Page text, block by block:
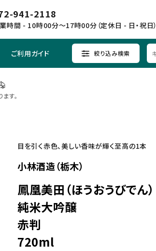
941-2118
時間 - 10時00分～17時00分（定休日 - 日・祝日）
シー
ご利用ガイド 絞り込み検索
す。
目を引く赤色、美しい香味が輝く至高の1本
小林酒造（栃木）
鳳凰美田（ほうおうびでん）
純米大吟醸
赤判
720ml